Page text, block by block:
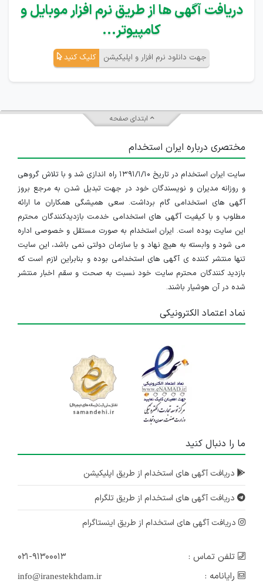
دریافت آگهی ها از طریق نرم افزار موبایل و
کامپیوتر...
جهت دانلود نرم افزار و اپلیکیشن کلیک کنید
ابتدای صفحه
مختصری درباره ایران استخدام
سایت ایران استخدام در تاریخ ۱۳۹۱/۱/۱۰ راه اندازی شد و با تلاش گروهی
و روزانه مدیران و نویسندگان خود در جهت تبدیل شدن به مرجع بروز
آگهی های استخدامی گام برداشت. سعی همیشگی همکاران ما ارائه
مطلوب و با کیفیت آگهی های استخدامی خدمت بازدیدکنندگان محترم
این سایت بوده است. ایران استخدام به صورت مستقل و خصوصی اداره
می شود و وابسته به هیچ نهاد و یا سازمان دولتی نمی باشد، این سایت
تنها منتشر کننده ی آگهی های استخدامی بوده و بنابراین لازم است که
بازدید کنندگان محترم سایت خود نسبت به صحت و سقم اخبار منتشر
شده در آن هوشیار باشند.
نماد اعتماد الکترونیکی
ما را دنبال کنید
دریافت آگهی های استخدام از طریق اپلیکیشن
دریافت آگهی های استخدام از طریق تلگرام
دریافت آگهی های استخدام از طریق اینستاگرام
تلفن تماس :
۰۲۱-۹۱۳۰۰۰۱۳
رایانامه :
info@iranestekhdam.ir